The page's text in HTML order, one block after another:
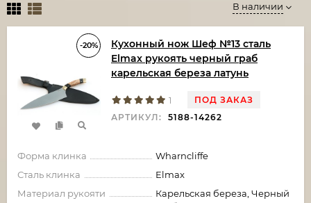
В наличии
-20%
Кухонный нож Шеф №13 сталь
Elmax рукоять черный граб
карельская береза латунь
1
ПОД ЗАКАЗ
АРТИКУЛ:
5188-14262
Форма клинка
Wharncliffe
Сталь клинка
Elmax
Материал рукояти
Карельская береза, Черный